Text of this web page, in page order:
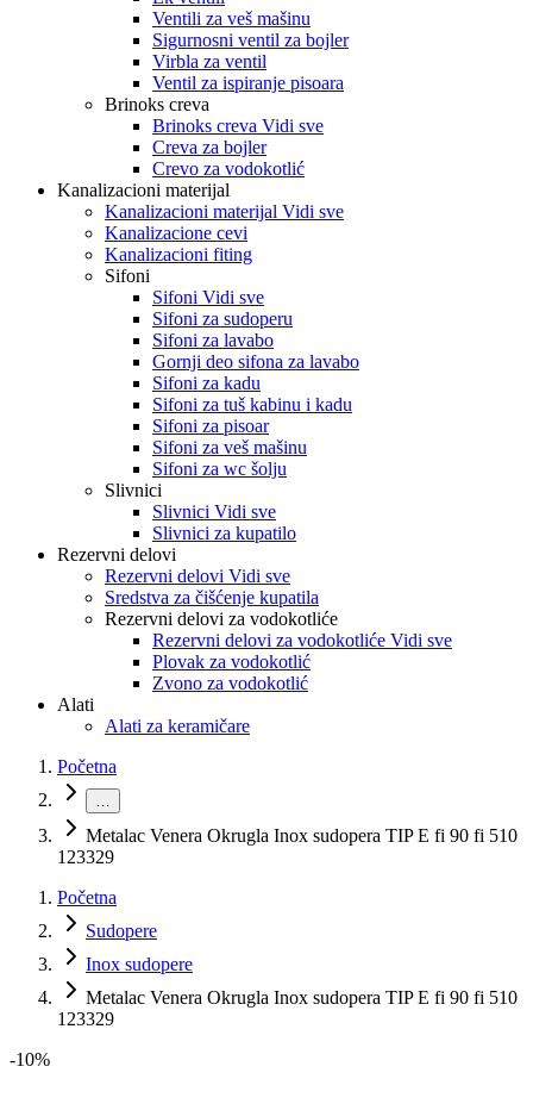
Ventili za veš mašinu
Sigurnosni ventil za bojler
Virbla za ventil
Ventil za ispiranje pisoara
Brinoks creva
Brinoks creva Vidi sve
Creva za bojler
Crevo za vodokotlić
Kanalizacioni materijal
Kanalizacioni materijal Vidi sve
Kanalizacione cevi
Kanalizacioni fiting
Sifoni
Sifoni Vidi sve
Sifoni za sudoperu
Sifoni za lavabo
Gornji deo sifona za lavabo
Sifoni za kadu
Sifoni za tuš kabinu i kadu
Sifoni za pisoar
Sifoni za veš mašinu
Sifoni za wc šolju
Slivnici
Slivnici Vidi sve
Slivnici za kupatilo
Rezervni delovi
Rezervni delovi Vidi sve
Sredstva za čišćenje kupatila
Rezervni delovi za vodokotliće
Rezervni delovi za vodokotliće Vidi sve
Plovak za vodokotlić
Zvono za vodokotlić
Alati
Alati za keramičare
Početna
…
Metalac Venera Okrugla Inox sudopera TIP E fi 90 fi 510
123329
Početna
Sudopere
Inox sudopere
Metalac Venera Okrugla Inox sudopera TIP E fi 90 fi 510
123329
-10%